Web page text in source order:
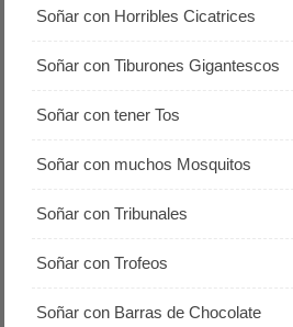
Soñar con Horribles Cicatrices
Soñar con Tiburones Gigantescos
Soñar con tener Tos
Soñar con muchos Mosquitos
Soñar con Tribunales
Soñar con Trofeos
Soñar con Barras de Chocolate